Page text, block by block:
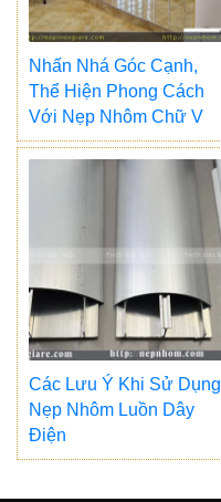
Nhấn Nhá Góc Cạnh,
Thể Hiện Phong Cách
Với Nẹp Nhôm Chữ V
Các Lưu Ý Khi Sử Dụng
Nẹp Nhôm Luồn Dây
Điện